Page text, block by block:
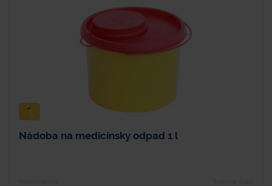
Nádoba na medicínsky odpad 1 l